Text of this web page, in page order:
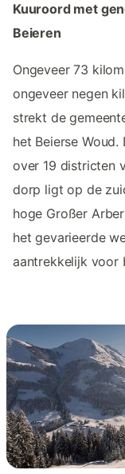
Kuuroord met
Beieren
Ongeveer 73
ongeveer negen
strekt de
het Beierse
over 19 districten
dorp ligt op de
hoge Großer
het gevarieerde
aantrekkelijk voor